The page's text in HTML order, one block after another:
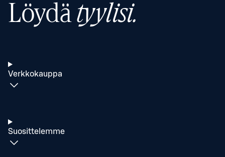
Löydätyylisi.
Verkkokauppa
Suosittelemme